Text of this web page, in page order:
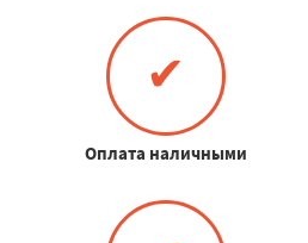
✔
Оплата наличными